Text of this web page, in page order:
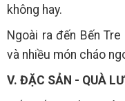
không hay.
Ngoài ra đến Bến
và nhiều món cháo
V. ĐẶC SẢN - QUÀ